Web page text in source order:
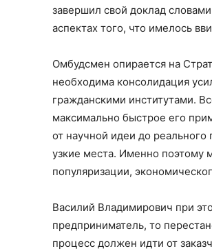
завершил свой доклад
аспектах того, что имелось
Омбудсмен опирается на
необходима консолидация
гражданскими институтами.
максимально быстрое его
от научной идеи до реального
узкие места. Именно поэтому
популяризации,
Василий Владимирович при
предприниматель, то
процесс должен идти от